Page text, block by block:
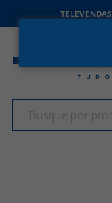
TELEVENDAS